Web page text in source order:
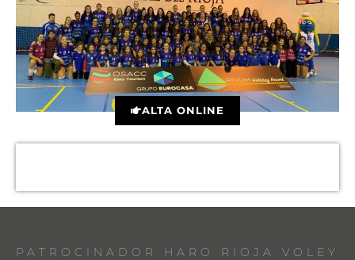
ALTA ONLINE
PATROCINADOR HARO RIOJA VOLEY